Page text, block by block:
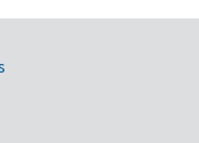
Links